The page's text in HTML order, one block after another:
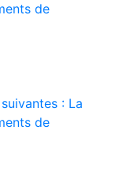
de
: La
de